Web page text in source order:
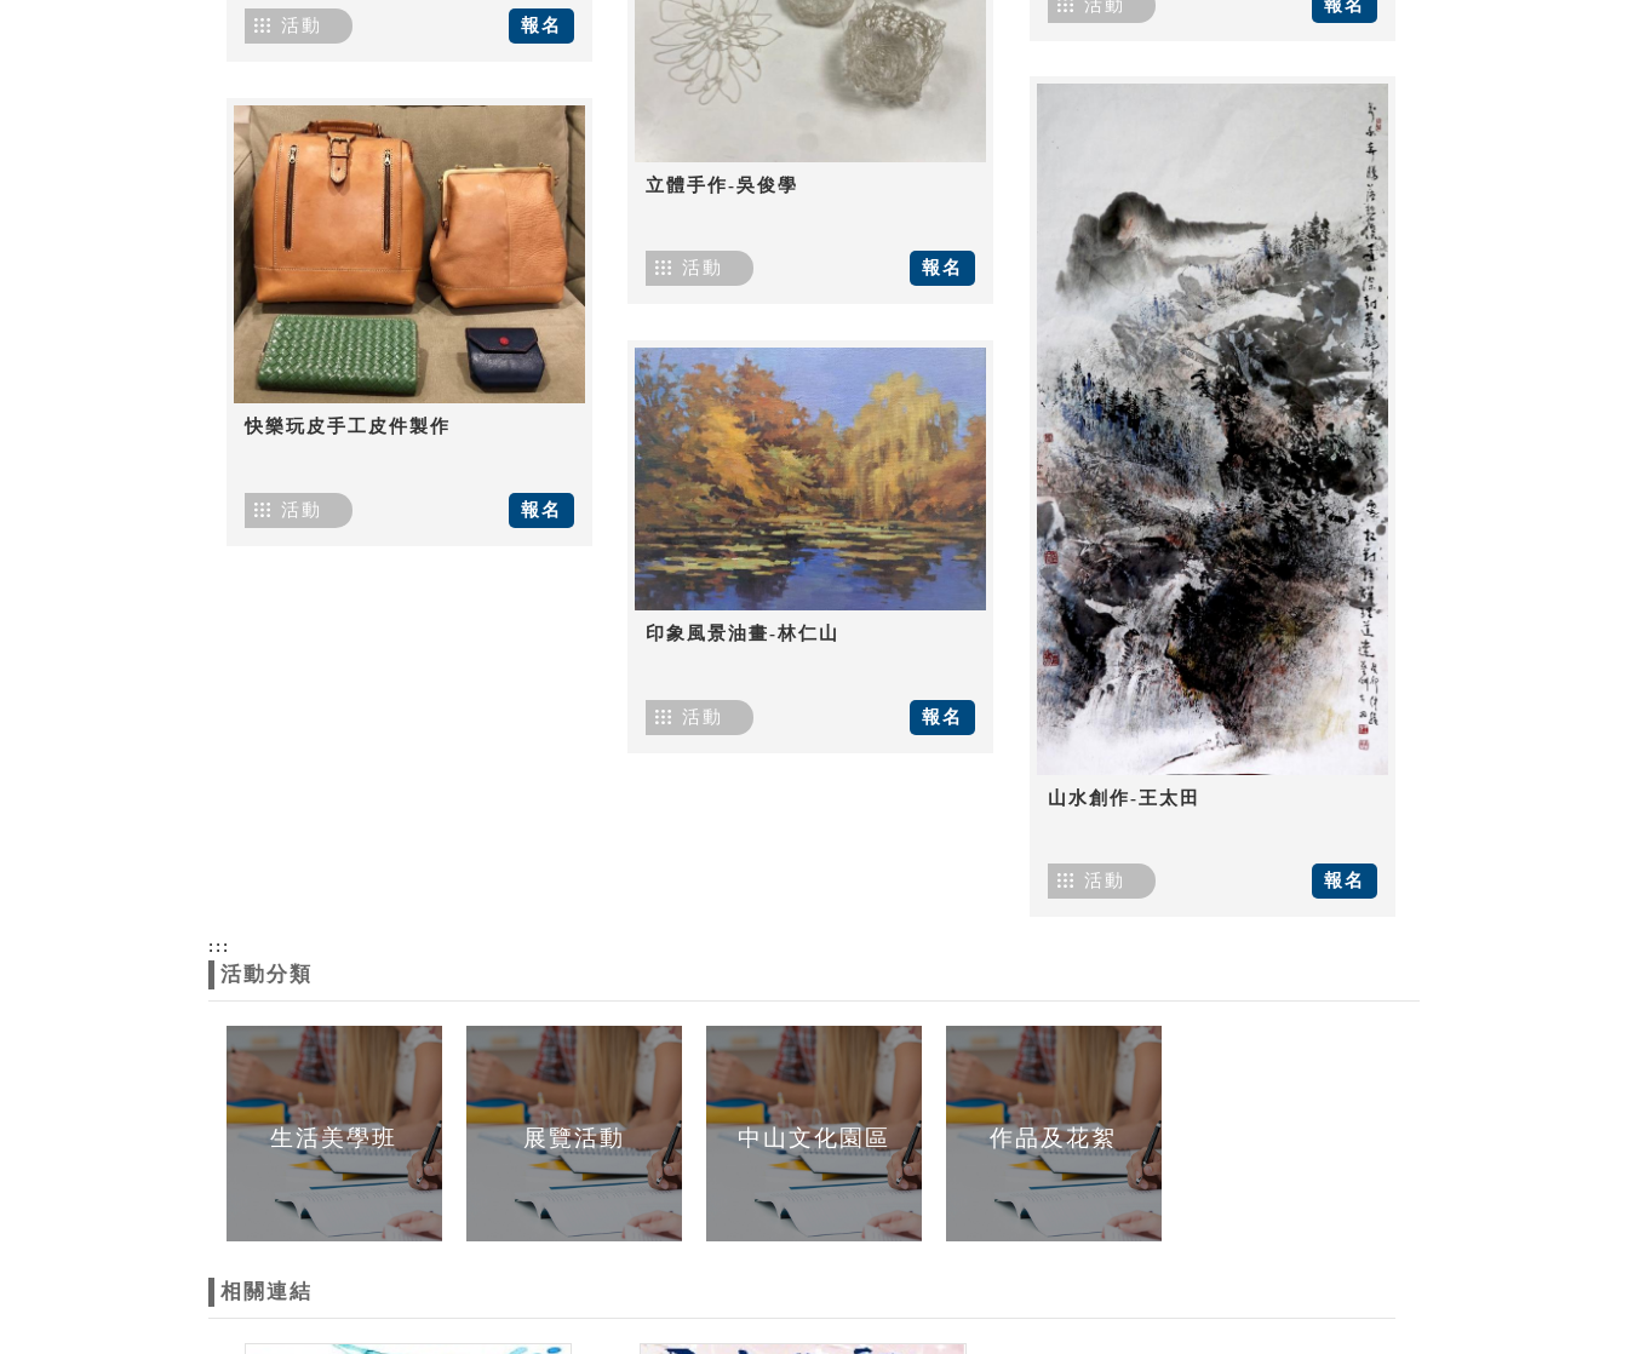
報名
活動
報名
活動
立體手作-吳俊學
報名
活動
山水創作-王太田
報名
活動
快樂玩皮手工皮件製作
報名
活動
印象風景油畫-林仁山
報名
活動
:::
活動分類
生活美學班 展覽活動 中山文化園區 作品及花絮
相關連結